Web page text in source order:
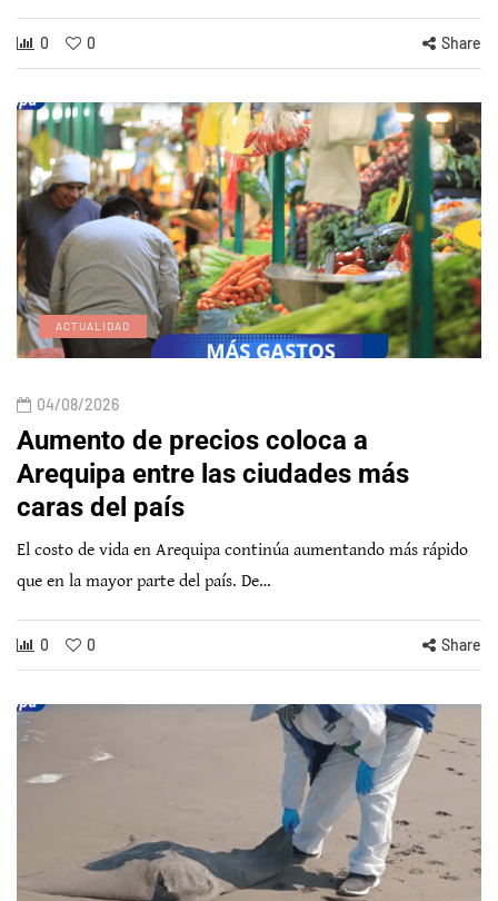
0 0 Share
ACTUALIDAD
04/08/2026
Aumento de precios coloca a
Arequipa entre las ciudades más
caras del país
El costo de vida en Arequipa continúa aumentando más rápido
que en la mayor parte del país. De…
0 0 Share